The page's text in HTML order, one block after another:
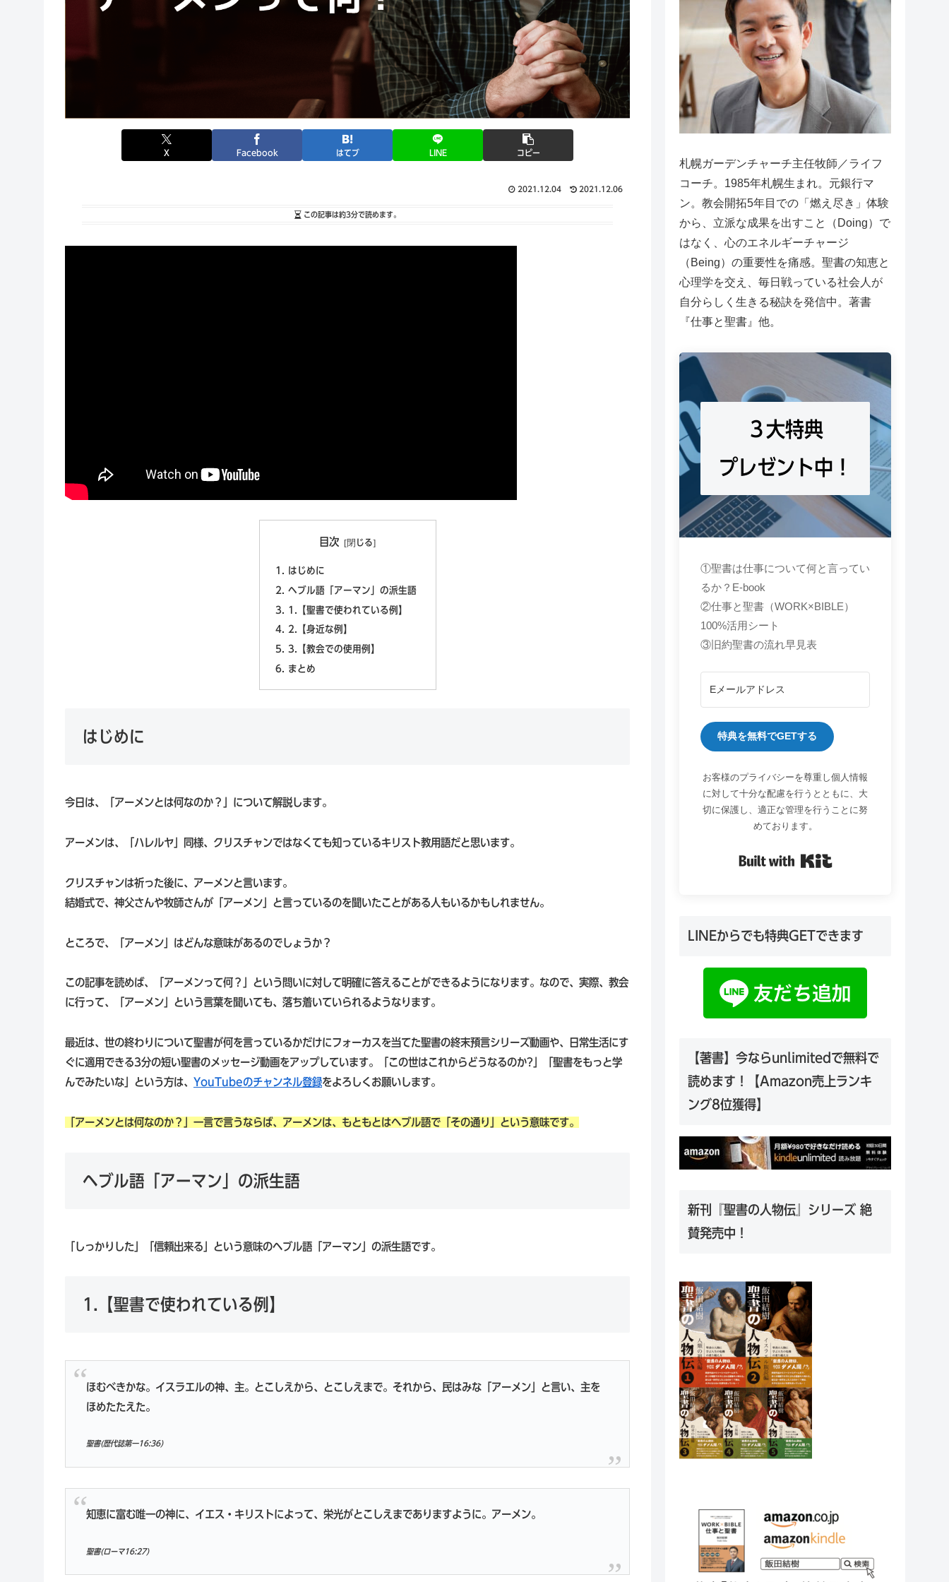
X Facebook はてブ LINE コピー
2021.12.04 2021.12.06
この記事は約3分で読めます。
目次
はじめに
ヘブル語「アーマン」の派生語
1.【聖書で使われている例】
2.【身近な例】
3.【教会での使用例】
まとめ
はじめに
今日は、「アーメンとは何なのか？」について解説します。
アーメンは、「ハレルヤ」同様、クリスチャンではなくても知っているキリスト教用語だと思います。
クリスチャンは祈った後に、アーメンと言います。
結婚式で、神父さんや牧師さんが「アーメン」と言っているのを聞いたことがある人もいるかもしれません。
ところで、「アーメン」はどんな意味があるのでしょうか？
この記事を読めば、「アーメンって何？」という問いに対して明確に答えることができるようになります。なので、実際、教会
に行って、「アーメン」という言葉を聞いても、落ち着いていられるようなります。
最近は、世の終わりについて聖書が何を言っているかだけにフォーカスを当てた聖書の終末預言シリーズ動画や、日常生活にす
ぐに適用できる3分の短い聖書のメッセージ動画をアップしています。「この世はこれからどうなるのか?」「聖書をもっと学
んでみたいな」という方は、 YouTubeのチャンネル登録をよろしくお願いします。
「アーメンとは何なのか？」一言で言うならば、アーメンは、もともとはヘブル語で「その通り」という意味です。
ヘブル語「アーマン」の派生語
「しっかりした」「信頼出来る」という意味のヘブル語「アーマン」の派生語です。
1.【聖書で使われている例】
ほむべきかな。イスラエルの神、主。とこしえから、とこしえまで。それから、民はみな「アーメン」と言い、主を
ほめたたえた。
聖書(歴代誌第一16:36)
知恵に富む唯一の神に、イエス・キリストによって、栄光がとこしえまでありますように。アーメン。
聖書(ローマ16:27)
札幌ガーデンチャーチ主任牧師／ライフ
コーチ。1985年札幌生まれ。元銀行マ
ン。教会開拓5年目での「燃え尽き」体験
から、立派な成果を出すこと（Doing）で
はなく、心のエネルギーチャージ
（Being）の重要性を痛感。聖書の知恵と
心理学を交え、毎日戦っている社会人が
自分らしく生きる秘訣を発信中。著書
『仕事と聖書』他。
３大特典
プレゼント中！
①聖書は仕事について何と言ってい
るか？E-book
②仕事と聖書（WORK×BIBLE）
100%活用シート
③旧約聖書の流れ早見表
特典を無料でGETする
お客様のプライバシーを尊重し個人情報
に対して十分な配慮を行うとともに、大
切に保護し、適正な管理を行うことに努
めております。
LINEからでも特典GETできます
【著書】今ならunlimitedで無料で
読めます！【Amazon売上ランキ
ング8位獲得】
新刊『聖書の人物伝』シリーズ 絶
賛発売中！